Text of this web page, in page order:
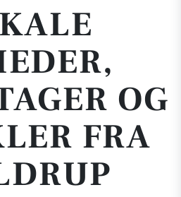
OG
FRA